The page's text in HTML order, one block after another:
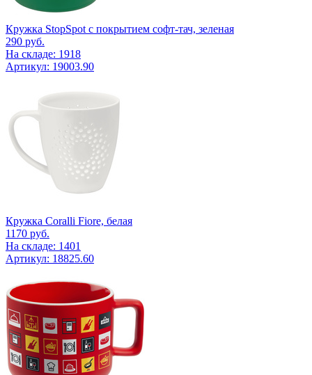
Кружка StopSpot с покрытием софт-тач, зеленая
290 руб.
На складе: 1918
Артикул: 19003.90
Кружка Coralli Fiore, белая
1170 руб.
На складе: 1401
Артикул: 18825.60